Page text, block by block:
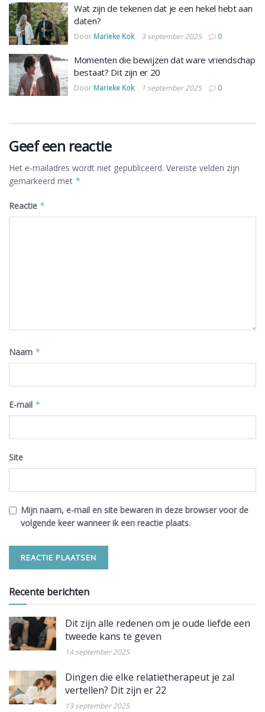
Wat zijn de tekenen dat je een hekel hebt aan
daten?
Door Marieke Kok 3 september 2025 0
Momenten die bewijzen dat ware vriendschap
bestaat? Dit zijn er 20
Door Marieke Kok 1 september 2025 0
Geef een reactie
Het e-mailadres wordt niet gepubliceerd. Vereiste velden zijn
gemarkeerd met *
Reactie *
Naam *
E-mail *
Site
Mijn naam, e-mail en site bewaren in deze browser voor de
volgende keer wanneer ik een reactie plaats.
Recente berichten
Dit zijn alle redenen om je oude liefde een
tweede kans te geven
14 september 2025
Dingen die elke relatietherapeut je zal
vertellen? Dit zijn er 22
13 september 2025